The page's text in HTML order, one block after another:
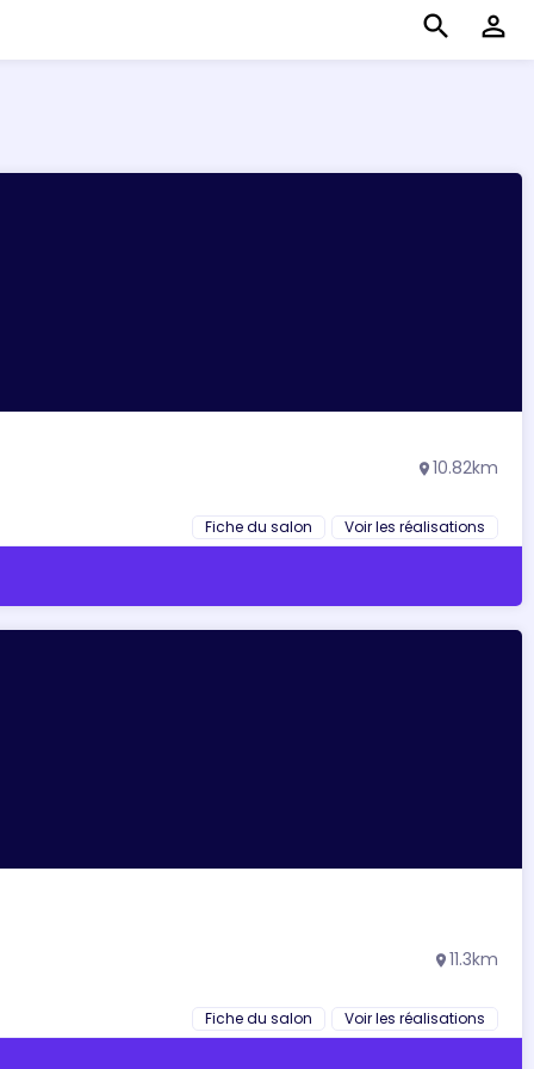
search perm_identity
location_on 10.82km
Fiche du salon Voir les réalisations
location_on 11.3km
Fiche du salon Voir les réalisations